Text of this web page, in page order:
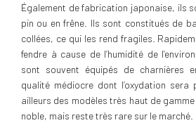
Également de fabrication japonaise, ils
pin ou en frêne. Ils sont constitués de
collées, ce qui les rend fragiles.
fendre à cause de l’humidité de
sont souvent équipés de charnières
qualité médiocre dont l’oxydation
ailleurs des modèles très haut de
noble, mais reste très rare sur le marché.